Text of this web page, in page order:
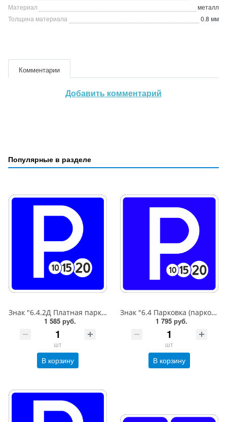
Материал
металл
Толщина материала
0.8 мм
Комментарии
Добавить комментарий
Популярные в разделе
Знак "6.4.2Д Платная парковка для автотранспорта»,B=600,Тип А Коммерческая (3 года),металл 0.8 мм
1 585 руб.
шт
В корзину
Знак "6.4 Парковка (парковочное место)",B=600,Тип А (1б) Микропризм. (7-9 лет)металл 0.8 мм
1 795 руб.
шт
В корзину